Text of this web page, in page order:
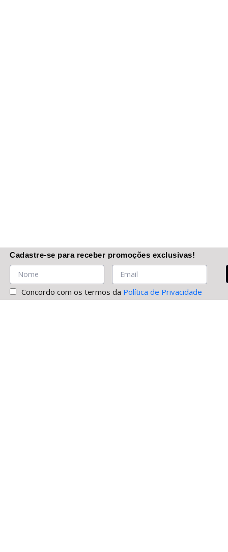
Cadastre-se para receber promoções exclusivas!
Concordo com os termos da Política de Privacidade